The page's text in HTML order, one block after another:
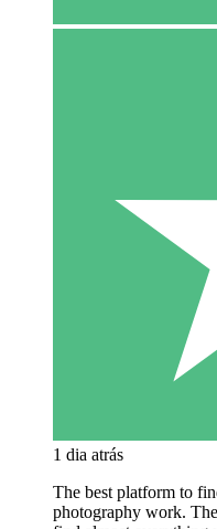
1 dia atrás
The best platform to
photography work.